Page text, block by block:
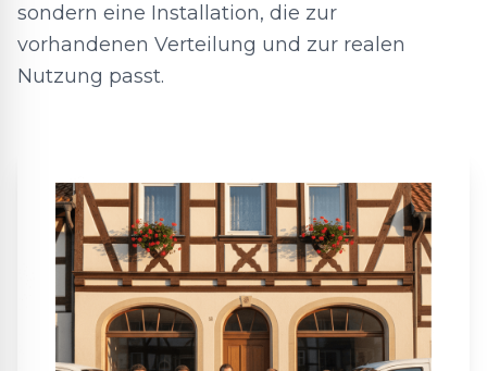
sondern eine Installation, die zur
vorhandenen Verteilung und zur realen
Nutzung passt.